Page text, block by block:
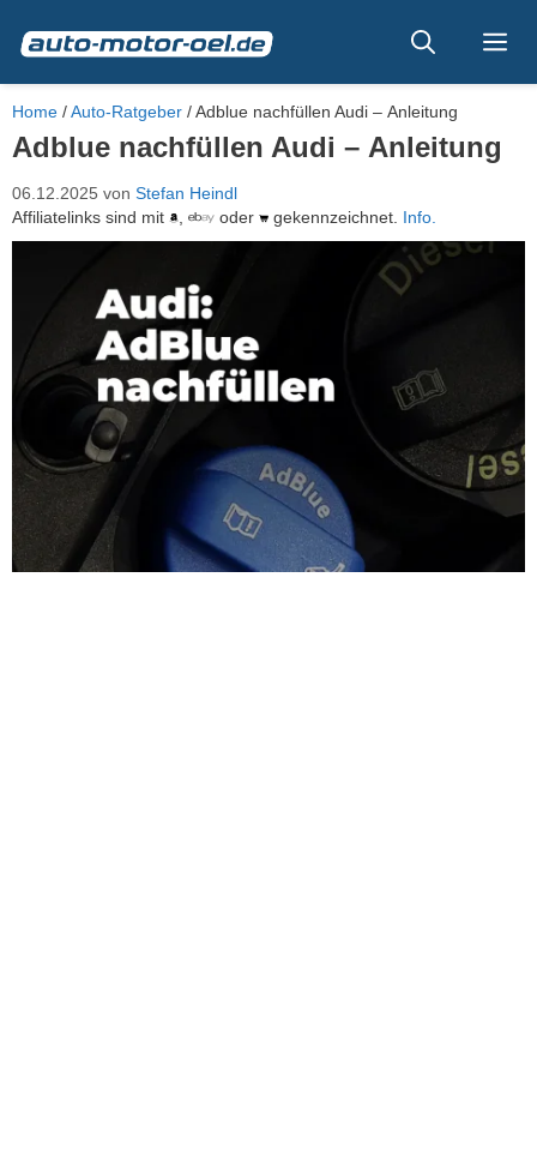
Inhalt
springen
Home /Auto-Ratgeber /Adblue nachfüllen Audi – Anleitung
Adblue nachfüllen Audi – Anleitung
06.12.2025 von Stefan Heindl
Affiliatelinks sind mit
oder gekennzeichnet. Info.